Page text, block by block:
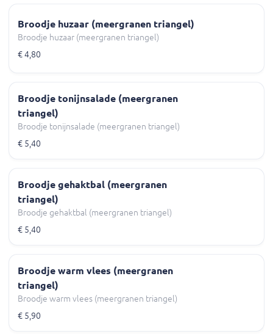
Broodje huzaar (meergranen triangel)
Broodje huzaar (meergranen triangel)
€ 4,80
Broodje tonijnsalade (meergranen
triangel)
Broodje tonijnsalade (meergranen triangel)
€ 5,40
Broodje gehaktbal (meergranen
triangel)
Broodje gehaktbal (meergranen triangel)
€ 5,40
Broodje warm vlees (meergranen
triangel)
Broodje warm vlees (meergranen triangel)
€ 5,90